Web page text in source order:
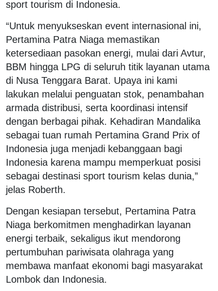
sport tourism di Indonesia.
“Untuk menyukseskan event internasional ini,
Pertamina Patra Niaga memastikan
ketersediaan pasokan energi, mulai dari Avtur,
BBM hingga LPG di seluruh titik layanan utama
di Nusa Tenggara Barat. Upaya ini kami
lakukan melalui penguatan stok, penambahan
armada distribusi, serta koordinasi intensif
dengan berbagai pihak. Kehadiran Mandalika
sebagai tuan rumah Pertamina Grand Prix of
Indonesia juga menjadi kebanggaan bagi
Indonesia karena mampu memperkuat posisi
sebagai destinasi sport tourism kelas dunia,”
jelas Roberth.
Dengan kesiapan tersebut, Pertamina Patra
Niaga berkomitmen menghadirkan layanan
energi terbaik, sekaligus ikut mendorong
pertumbuhan pariwisata olahraga yang
membawa manfaat ekonomi bagi masyarakat
Lombok dan Indonesia.